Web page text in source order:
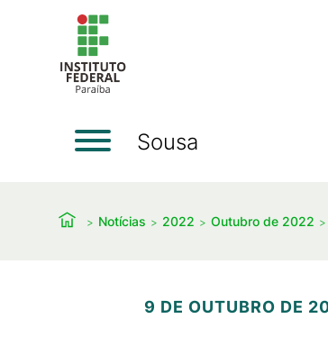
Sousa
Notícias 2022 Outubro de 2022
9 DE OUTUBRO DE